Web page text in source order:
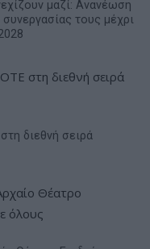
μαζί: Ανανέωση
συνεργασίας τους μέχρι
διεθνή σειρά